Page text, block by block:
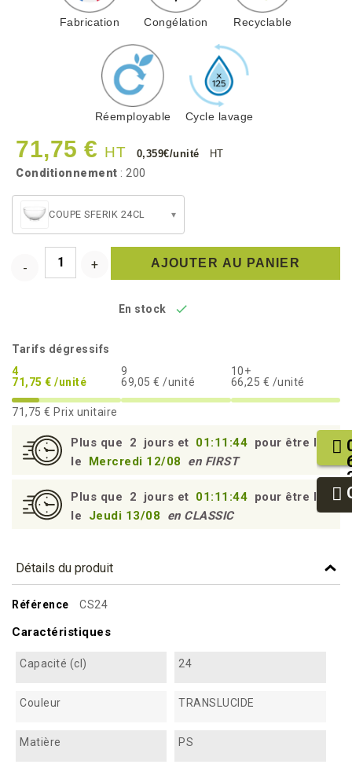
Fabrication Congélation Recyclable
Réemployable Cycle lavage
71,75 € HT 0,359€/unité HT
Conditionnement : 200
COUPE SFERIK 24CL ▾
AJOUTER AU PANIER
En stock 
Tarifs dégressifs
4
71,75 € /unité
9
69,05 € /unité
10+
66,25 € /unité
71,75 € Prix unitaire
Plus que 2 jours et 01:11:43 pour être livré
le
Mercredi 12/08 en FIRST
Plus que 2 jours et 01:11:43 pour être livré
le
Jeudi 13/08 en CLASSIC
Détails du produit
Référence CS24
Caractéristiques
Capacité (cl) 24
Couleur TRANSLUCIDE
Matière PS